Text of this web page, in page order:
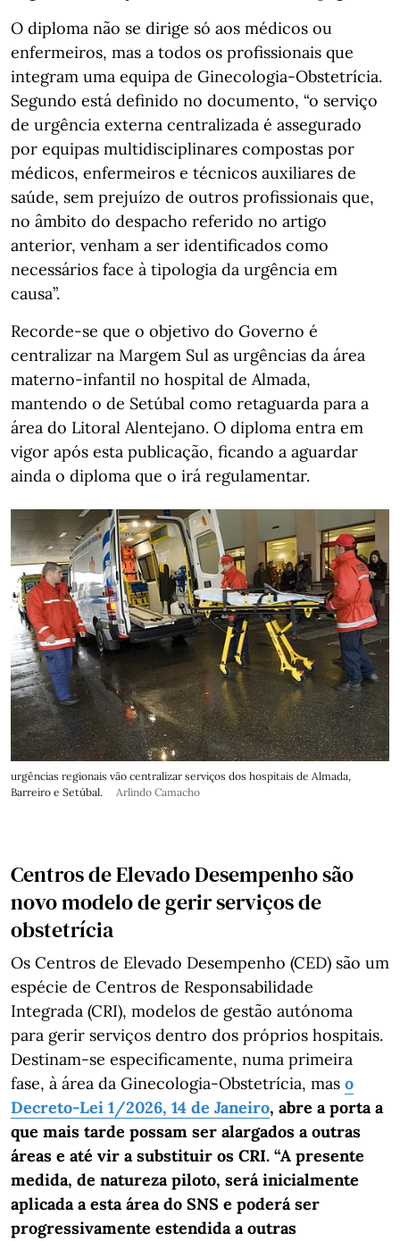
O diploma não se dirige só aos médicos ou
enfermeiros, mas a todos os profissionais que
integram uma equipa de Ginecologia-Obstetrícia.
Segundo está definido no documento, “o serviço
de urgência externa centralizada é assegurado
por equipas multidisciplinares compostas por
médicos, enfermeiros e técnicos auxiliares de
saúde, sem prejuízo de outros profissionais que,
no âmbito do despacho referido no artigo
anterior, venham a ser identificados como
necessários face à tipologia da urgência em
causa”.
Recorde-se que o objetivo do Governo é
centralizar na Margem Sul as urgências da área
materno-infantil no hospital de Almada,
mantendo o de Setúbal como retaguarda para a
área do Litoral Alentejano. O diploma entra em
vigor após esta publicação, ficando a aguardar
ainda o diploma que o irá regulamentar.
urgências regionais vão centralizar serviços dos hospitais de Almada,
Barreiro e Setúbal.
Arlindo Camacho
Centros de Elevado Desempenho são
novo modelo de gerir serviços de
obstetrícia
Os Centros de Elevado Desempenho (CED) são um
espécie de Centros de Responsabilidade
Integrada (CRI), modelos de gestão autónoma
para gerir serviços dentro dos próprios hospitais.
Destinam-se especificamente, numa primeira
fase, à área da Ginecologia-Obstetrícia, mas o
Decreto-Lei 1/2026, 14 de Janeiro, abre a porta a
que mais tarde possam ser alargados a outras
áreas e até vir a substituir os CRI. “A presente
medida, de natureza piloto, será inicialmente
aplicada a esta área do SNS e poderá ser
progressivamente estendida a outras